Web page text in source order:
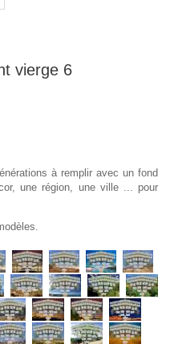
vierge 6
à remplir avec un fond
une région, une ville ... pour